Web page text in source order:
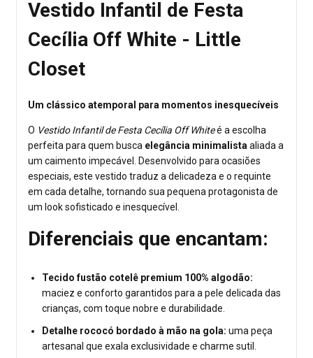
Vestido Infantil de Festa
Cecília Off White - Little
Closet
Um clássico atemporal para momentos inesquecíveis
O Vestido Infantil de Festa Cecília Off Whiteé a escolha
perfeita para quem busca elegância minimalista aliada a
um caimento impecável. Desenvolvido para ocasiões
especiais, este vestido traduz a delicadeza e o requinte
em cada detalhe, tornando sua pequena protagonista de
um look sofisticado e inesquecível.
Diferenciais que encantam:
Tecido fustão cotelê premium 100% algodão:
maciez e conforto garantidos para a pele delicada das
crianças, com toque nobre e durabilidade.
Detalhe rococó bordado à mão na gola: uma peça
artesanal que exala exclusividade e charme sutil.